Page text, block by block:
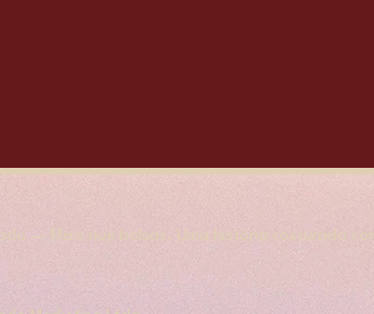
— Mais que bolsas. Uma história costurada com